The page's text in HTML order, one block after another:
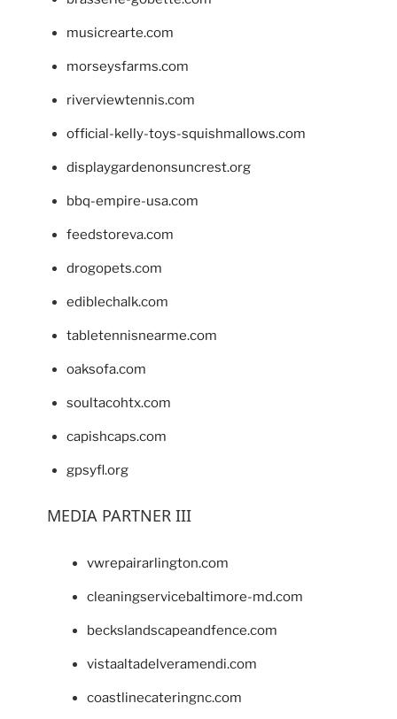
musicrearte.com
morseysfarms.com
riverviewtennis.com
official-kelly-toys-squishmallows.com
displaygardenonsuncrest.org
bbq-empire-usa.com
feedstoreva.com
drogopets.com
ediblechalk.com
tabletennisnearme.com
oaksofa.com
soultacohtx.com
capishcaps.com
gpsyfl.org
MEDIA PARTNER III
vwrepairarlington.com
cleaningservicebaltimore-md.com
beckslandscapeandfence.com
vistaaltadelveramendi.com
coastlinecateringnc.com